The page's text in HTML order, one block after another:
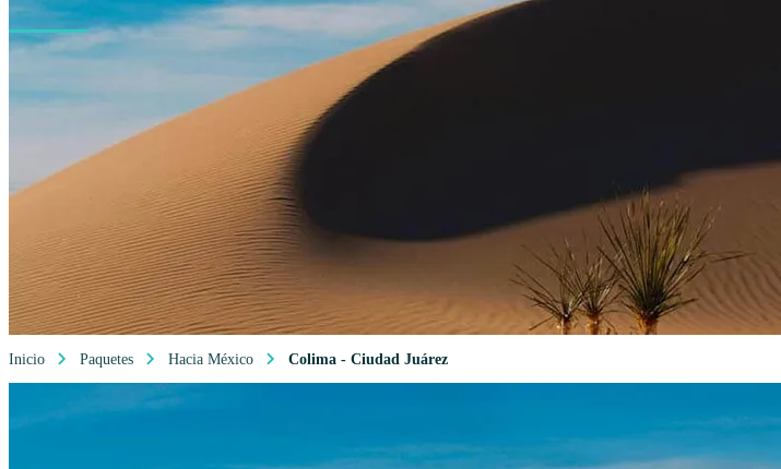
Inicio Paquetes Hacia México Colima - Ciudad Juárez